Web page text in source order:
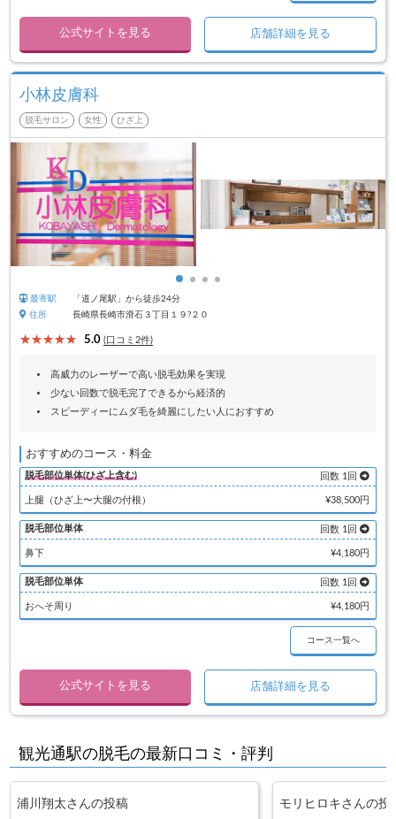
公式サイトを見る 店舗詳細を見る
小林皮膚科
脱毛サロン 女性 ひざ上
最寄駅
「道ノ尾駅」から徒歩24分
住所
長崎県長崎市滑石３丁目１９?２０
5.0 (口コミ2件)
高威力のレーザーで高い脱毛効果を実現
少ない回数で脱毛完了できるから経済的
スピーディーにムダ毛を綺麗にしたい人におすすめ
おすすめのコース・料金
脱毛部位単体(ひざ上含む) 回数 1回
上腿（ひざ上〜大腿の付根） ¥38,500円
脱毛部位単体 回数 1回
鼻下 ¥4,180円
脱毛部位単体 回数 1回
おへそ周り ¥4,180円
コース一覧へ
公式サイトを見る 店舗詳細を見る
観光通駅の脱毛の最新口コミ・評判
浦川翔太さんの投稿 モリヒロキさんの投